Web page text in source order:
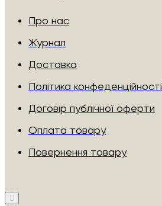
Про нас
Журнал
Доставка
Політика конфеденційності
Договір публічної оферти
Оплата товару
Повернення товару